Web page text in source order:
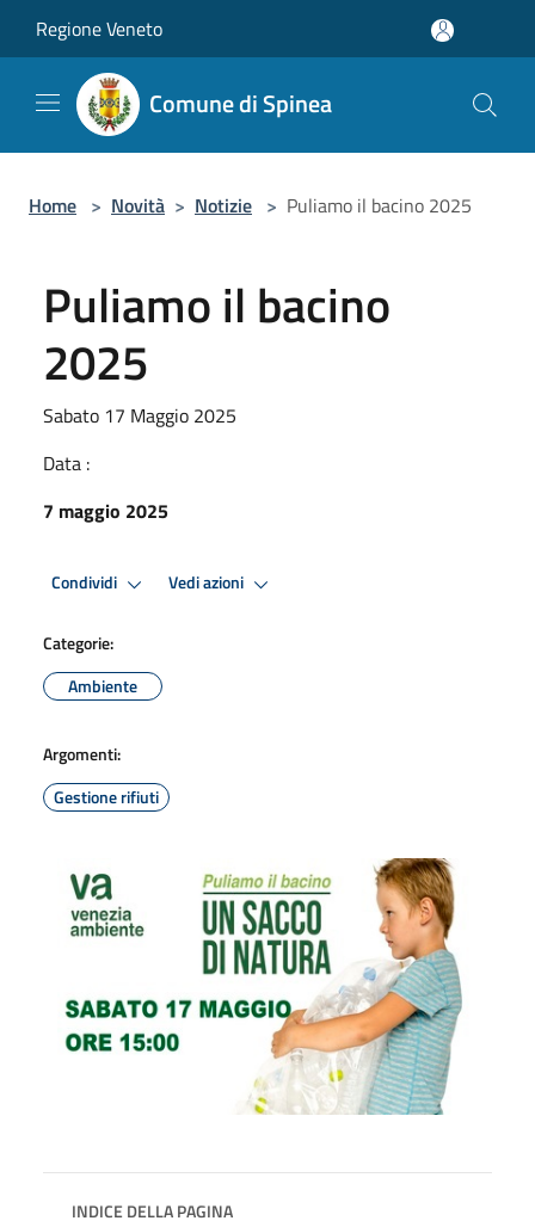
Regione Veneto
Comune di Spinea
Home > Novità > Notizie > Puliamo il bacino 2025
Puliamo il bacino
2025
Sabato 17 Maggio 2025
Data :
7 maggio 2025
Condividi Vedi azioni
Categorie:
Ambiente
Argomenti:
Gestione rifiuti
INDICE DELLA PAGINA